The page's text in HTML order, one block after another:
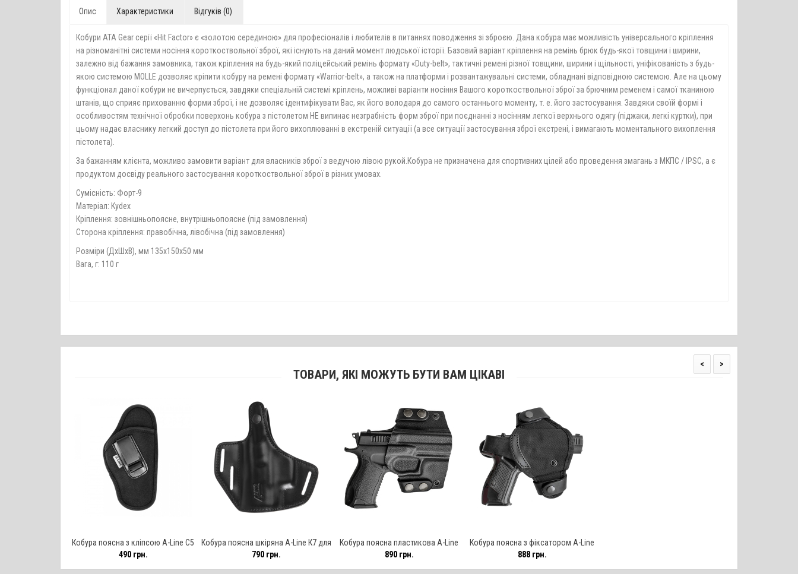
Опис Характеристики Відгуків (0)
Кобури ATA Gear серії «Hit Factor» є «золотою серединою» для професіоналів і любителів в питаннях поводження зі зброєю. Дана кобура має можливість універсального кріплення
на різноманітні системи носіння короткоствольної зброї, які існують на даний момент людської історії. Базовий варіант кріплення на ремінь брюк будь-якої товщини і ширини,
залежно від бажання замовника, також кріплення на будь-який поліцейський ремінь формату «Duty-belt», тактичні ремені різної товщини, ширини і щільності, уніфікованість з будь-
якою системою MOLLE дозволяє кріпити кобуру на ремені формату «Warrior-belt», а також на платформи і розвантажувальні системи, обладнані відповідною системою. Але на цьому
функціонал даної кобури не вичерпується, завдяки спеціальній системі кріплень, можливі варіанти носіння Вашого короткоствольної зброї за брючним ременем і самої тканиною
штанів, що сприяє прихованню форми зброї, і не дозволяє ідентифікувати Вас, як його володаря до самого останнього моменту, т. е. його застосування. Завдяки своїй формі і
особливостям технічної обробки поверхонь кобура з пістолетом НЕ випинає незграбність форм зброї при поєднанні з носінням легкої верхнього одягу (піджаки, легкі куртки), при
цьому надає власнику легкий доступ до пістолета при його вихоплюванні в екстреній ситуації (а все ситуації застосування зброї екстрені, і вимагають моментального вихоплення
пістолета).
За бажанням клієнта, можливо замовити варіант для власників зброї з ведучою лівою рукой.Кобура не призначена для спортивних цілей або проведення змагань з МКПС / IPSC, а є
продуктом досвіду реального застосування короткоствольної зброї в різних умовах.
Сумісність: Форт-9
Матеріал: Kydex
Кріплення: зовнішньопоясне, внутрішньопоясне (під замовлення)
Сторона кріплення: правобічна, лівобічна (під замовлення)
Розміри (ДхШхВ), мм 135х150х50 мм
Вага, г: 110 г
ТОВАРИ, ЯКІ МОЖУТЬ БУТИ ВАМ ЦІКАВІ
Кобура поясна з кліпсою A-Line С5
для Форт-17
490 грн.
Кобура поясна шкіряна A-Line К7 для
T-REX
790 грн.
Кобура поясна пластикова A-Line
ПК51 для Форт-17
890 грн.
Кобура поясна з фіксатором A-Line
С9 для Форт-17
888 грн.
< >